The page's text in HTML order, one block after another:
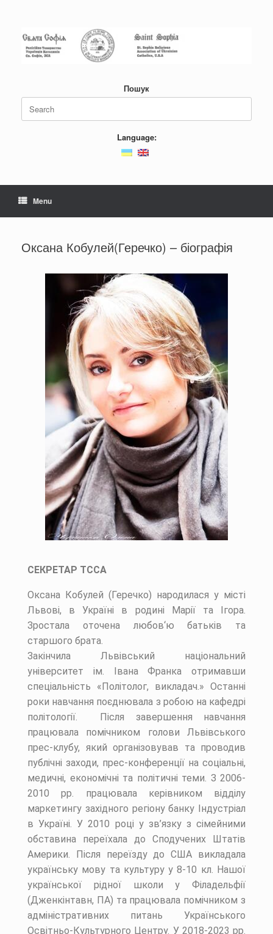
Пошук
Language:
Menu
Оксана Кобулей(Геречко) – біографія
СЕКРЕТАР ТССА
Оксана Кобулей (Геречко) народилася у місті
Львові, в Україні в родині Марії та Ігора.
Зростала оточена любов‘ю батьків та
старшого брата.
Закінчила Львівський національний
університет ім. Івана Франка отримавши
спеціальність «Політолог, викладач.» Останні
роки навчання поєднювала з робою на кафедрі
політології. Після завершення навчання
працювала помічником голови Львівського
прес-клубу, який організовував та проводив
публічні заходи, прес-конференції на соціальні,
медичні, економічні та політичні теми. З 2006-
2010 рр. працювала керівником відділу
маркетингу західного регіону банку Індустріал
в Україні. У 2010 році у зв’язку з сімейними
обставина переїхала до Сподучених Штатів
Америки. Після переїзду до США викладала
українську мову та культуру у 8-10 кл. Нашої
української рідної школи у Філадельфії
(Дженкінтавн, ПА) та працювала помічником з
адміністративних питань Українського
Освітньо-Культурного Центру. У 2018-2023 рр.